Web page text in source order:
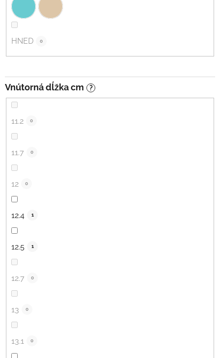
HNED 0
Vnútorná dĺžka cm ?
11.2 0
11.7 0
12 0
12.4 1
12.5 1
12.7 0
13 0
13.1 0